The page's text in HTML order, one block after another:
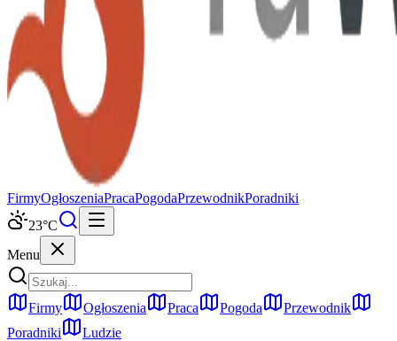
FirmyOgłoszeniaPracaPogodaPrzewodnikPoradniki
23°C
Menu
Firmy Ogłoszenia Praca Pogoda
Przewodnik
Poradniki
Ludzie